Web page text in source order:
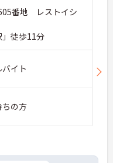
番地 レストイシ
徒歩11分
イト
の方